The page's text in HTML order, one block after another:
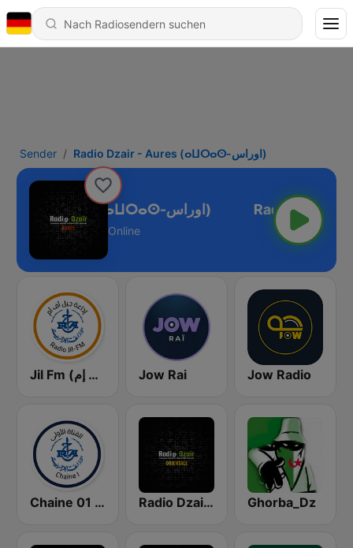
Sender Radio Dzair - Aures (ⴰⵡⵔⴰⵙ-اوراس)
Radio Dzair - Aures (ⴰⵡⵔⴰⵙ-اوراس)
Online
Jil Fm (جيل إف إم) Jow Rai Jow Radio
Chaine 01 (القناة الأولى) Radio Dzair - Orientale (الشرقية) Ghorba_Dz